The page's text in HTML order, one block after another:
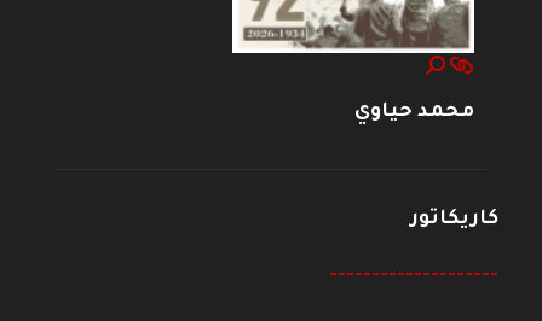
محمد حياوي
كاريكاتور
--------------------